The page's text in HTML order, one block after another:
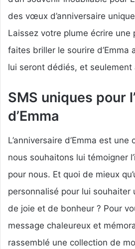
des vœux d’anniversaire
Laissez votre plume écrire une
faites briller le sourire d’Emma
lui seront dédiés, et seulement
SMS uniques pour
d’Emma
L’anniversaire d’Emma est
nous souhaitons lui témoigner
pour nous. Et quoi de mieux
personnalisé pour lui souhaiter
de joie et de bonheur ? Pour
message chaleureux et
rassemblé une collection de